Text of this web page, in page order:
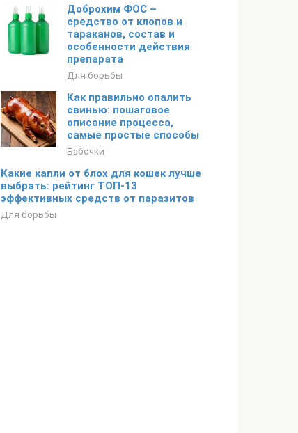
Доброхим ФОС –
средство от клопов и
тараканов, состав и
особенности действия
препарата
Для борьбы
Как правильно опалить
свинью: пошаговое
описание процесса,
самые простые способы
Бабочки
Какие капли от блох для кошек лучше
выбрать: рейтинг ТОП-13
эффективных средств от паразитов
Для борьбы